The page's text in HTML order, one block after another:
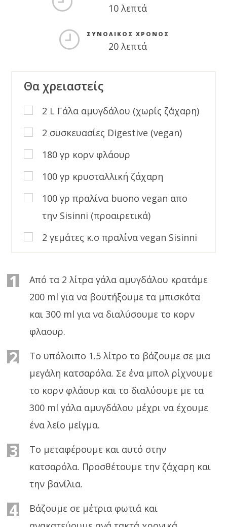
10 λεπτά
ΣΥΝΟΛΙΚΌΣ ΧΡΌΝΟΣ
20 λεπτά
Θα χρειαστείς
2 L Γάλα αμυγδάλου (χωρίς ζάχαρη)
2 συσκευασίες Digestive (vegan)
180 γρ κορν φλάουρ
100 γρ κρυσταλλική ζάχαρη
100 γρ πραλίνα buono vegan απο
την Sisinni (προαιρετικά)
2 γεμάτες κ.σ πραλίνα vegan Sisinni
1
Από τα 2 λίτρα γάλα αμυγδάλου κρατάμε
200 ml για να βουτήξουμε τα μπισκότα
και 300 ml για να διαλύσουμε το κορν
φλαουρ.
2
Το υπόλοιπο 1.5 λίτρο το βάζουμε σε μια
μεγάλη κατσαρόλα. Σε ένα μπολ ρίχνουμε
το κορν φλάουρ και το διαλύουμε με τα
300 ml γάλα αμυγδάλου μέχρι να έχουμε
ένα λείο μείγμα.
3
Το μεταφέρουμε και αυτό στην
κατσαρόλα. Προσθέτουμε την ζάχαρη και
την βανίλια.
4
Βάζουμε σε μέτρια φωτιά και